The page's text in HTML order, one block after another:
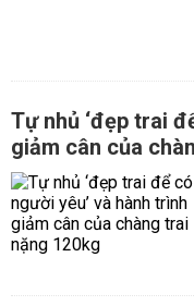
Tự nhủ ‘đẹp trai
giảm cân của